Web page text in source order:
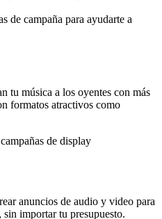
de campaña para ayudarte a
tu música a los oyentes con más
formatos atractivos como
de display
anuncios de audio y video para
importar tu presupuesto.